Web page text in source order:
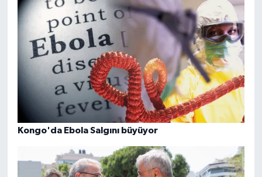
Kongo'da Ebola Salgını büyüyor